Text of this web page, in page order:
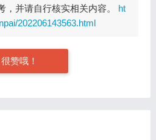
，并请自行核实相关内容。 ht
202206143563.html
很赞哦！